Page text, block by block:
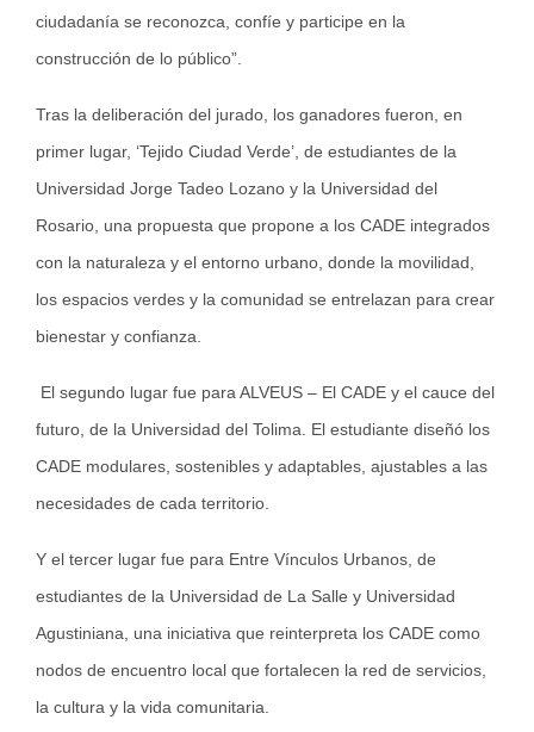
ciudadanía se reconozca, confíe y participe en la
construcción de lo público”.
Tras la deliberación del jurado, los ganadores fueron, en
primer lugar, ‘Tejido Ciudad Verde’, de estudiantes de la
Universidad Jorge Tadeo Lozano y la Universidad del
Rosario, una propuesta que propone a los CADE integrados
con la naturaleza y el entorno urbano, donde la movilidad,
los espacios verdes y la comunidad se entrelazan para crear
bienestar y confianza.
El segundo lugar fue para ALVEUS – El CADE y el cauce del
futuro, de la Universidad del Tolima. El estudiante diseñó los
CADE modulares, sostenibles y adaptables, ajustables a las
necesidades de cada territorio.
Y el tercer lugar fue para Entre Vínculos Urbanos, de
estudiantes de la Universidad de La Salle y Universidad
Agustiniana, una iniciativa que reinterpreta los CADE como
nodos de encuentro local que fortalecen la red de servicios,
la cultura y la vida comunitaria.